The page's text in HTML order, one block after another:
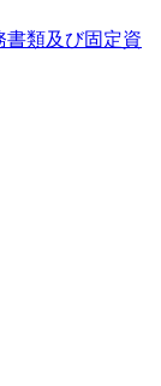
書類及び固定資